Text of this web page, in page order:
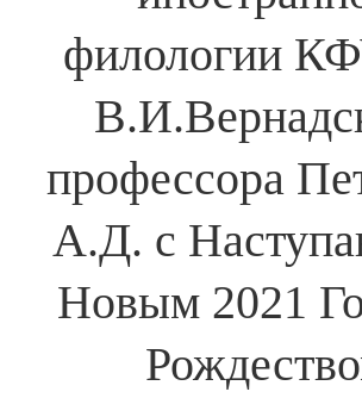
филологии
профессора
А.Д. с
Новым 2021